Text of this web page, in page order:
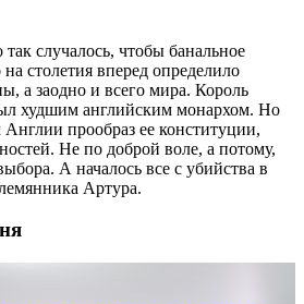
случалось, чтобы банальное
столетия вперед определило
а заодно и всего мира. Король
худшим английским монархом. Но
прообраз ее конституции,
Не по доброй воле, а потому,
А началось все с убийства в
Артура.